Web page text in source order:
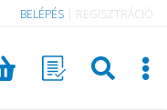
BELÉPÉS REGISZTRÁCIÓ